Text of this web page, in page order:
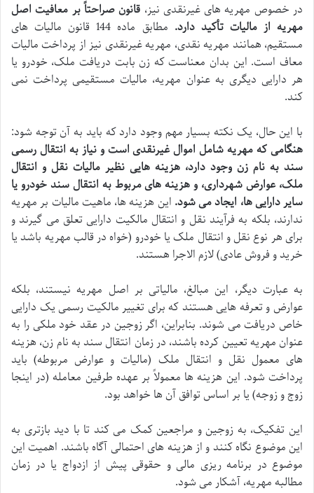
در خصوص مهریه های غیرنقدی نیز، قانون صراحتاً بر معافیت اصل
مهریه از مالیات تأکید دارد.
مطابق ماده 144 قانون مالیات های
مستقیم، همانند مهریه نقدی، مهریه غیرنقدی نیز از پرداخت مالیات
معاف است. این بدان معناست که زن بابت دریافت ملک، خودرو یا
هر دارایی دیگری به عنوان مهریه، مالیات مستقیمی پرداخت نمی
کند.
با این حال، یک نکته بسیار مهم وجود دارد که باید به آن توجه شود:
هنگامی که مهریه شامل اموال غیرنقدی است و نیاز به انتقال رسمی
سند به نام زن وجود دارد، هزینه هایی نظیر مالیات نقل و انتقال
ملک، عوارض شهرداری، و هزینه های مربوط به انتقال سند خودرو یا
سایر دارایی ها، ایجاد می شود. این هزینه ها، ماهیت مالیات بر مهریه
ندارند، بلکه به فرآیند نقل و انتقال مالکیت دارایی تعلق می گیرند و
برای هر نوع نقل و انتقال ملک یا خودرو (خواه در قالب مهریه باشد یا
خرید و فروش عادی) لازم الاجرا هستند.
به عبارت دیگر، این مبالغ، مالیاتی بر اصل مهریه نیستند، بلکه
عوارض و تعرفه هایی هستند که برای تغییر مالکیت رسمی یک دارایی
خاص دریافت می شوند. بنابراین، اگر زوجین در عقد خود ملکی را به
عنوان مهریه تعیین کرده باشند، در زمان انتقال سند به نام زن، هزینه
های معمول نقل و انتقال ملک (مالیات و عوارض مربوطه) باید
پرداخت شود. این هزینه ها معمولاً بر عهده طرفین معامله (در اینجا
زوج و زوجه) یا بر اساس توافق آن ها خواهد بود.
این تفکیک، به زوجین و مراجعین کمک می کند تا با دید بازتری به
این موضوع نگاه کنند و از هزینه های احتمالی آگاه باشند. اهمیت این
موضوع در برنامه ریزی مالی و حقوقی پیش از ازدواج یا در زمان
مطالبه مهریه، آشکار می شود.